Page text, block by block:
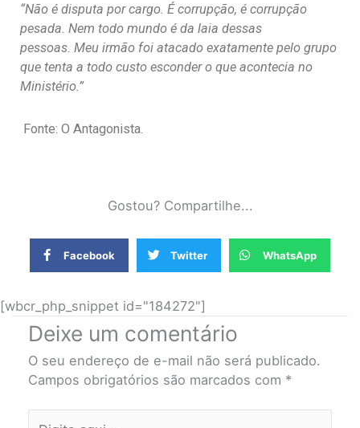
“Não é disputa por cargo. É corrupção, é corrupção
pesada. Nem todo mundo é da laia dessas
pessoas. Meu irmão foi atacado exatamente pelo grupo
que tenta a todo custo esconder o que acontecia no
Ministério.”
Fonte: O Antagonista.
Gostou? Compartilhe...
Facebook Twitter WhatsApp
[wbcr_php_snippet id="184272"]
Deixe um comentário
O seu endereço de e-mail não será publicado.
Campos obrigatórios são marcados com *